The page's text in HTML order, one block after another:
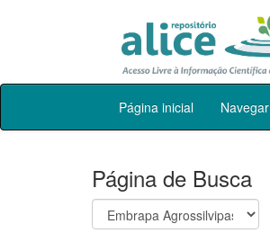
Skip
Página inicial Navegar
Página de Busca